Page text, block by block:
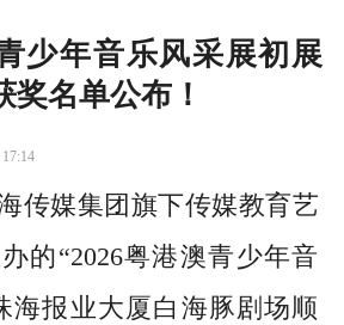
少年音乐风采展初展
奖名单公布！
传媒集团旗下传媒教育艺
的“2026粤港澳青少年音
海报业大厦白海豚剧场顺